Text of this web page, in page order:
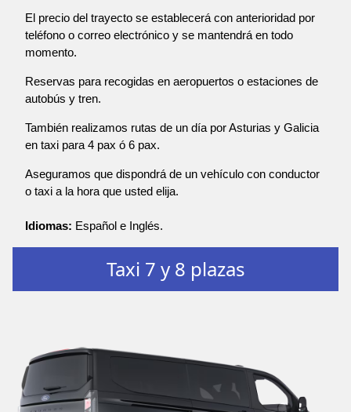
El precio del trayecto se establecerá con anterioridad por
teléfono o correo electrónico y se mantendrá en todo
momento.
Reservas para recogidas en aeropuertos o estaciones de
autobús y tren.
También realizamos rutas de un día por Asturias y Galicia
en taxi para 4 pax ó 6 pax.
Aseguramos que dispondrá de un vehículo con conductor
o taxi a la hora que usted elija.
Idiomas: Español e Inglés.
Taxi 7 y 8 plazas